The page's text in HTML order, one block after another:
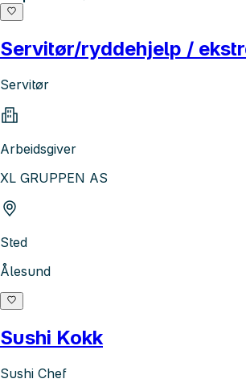
Servitør/ryddehjelp /
Servitør
Arbeidsgiver
XL GRUPPEN AS
Sted
Ålesund
Sushi Kokk
Sushi Chef